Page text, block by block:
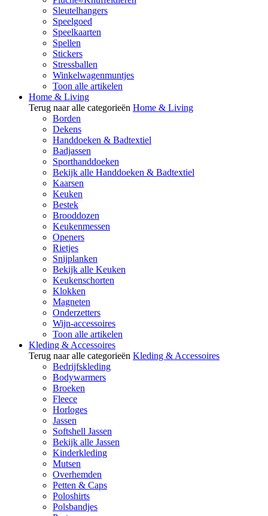
Sleutelhangers
Speelgoed
Speelkaarten
Spellen
Stickers
Stressballen
Winkelwagenmuntjes
Toon alle artikelen
Home & Living
Terug naar alle categorieën Home & Living
Borden
Dekens
Handdoeken & Badtextiel
Badjassen
Sporthanddoeken
Bekijk alle Handdoeken & Badtextiel
Kaarsen
Keuken
Bestek
Brooddozen
Keukenmessen
Openers
Rietjes
Snijplanken
Bekijk alle Keuken
Keukenschorten
Klokken
Magneten
Onderzetters
Wijn-accessoires
Toon alle artikelen
Kleding & Accessoires
Terug naar alle categorieën Kleding & Accessoires
Bedrijfskleding
Bodywarmers
Broeken
Fleece
Horloges
Jassen
Softshell Jassen
Bekijk alle Jassen
Kinderkleding
Mutsen
Overhemden
Petten & Caps
Poloshirts
Polsbandjes